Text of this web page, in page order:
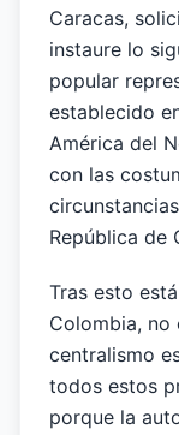
Caracas,
instaure lo
popular
establecido
América del
con las
República de
Tras esto
Colombia, no
centralismo
todos estos
porque la